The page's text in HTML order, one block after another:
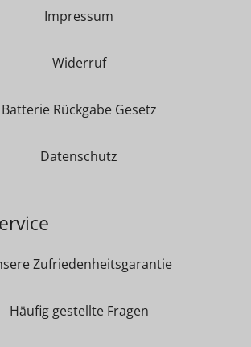
Impressum
Widerruf
Batterie Rückgabe Gesetz
Datenschutz
Zufriedenheitsgarantie
Häufig gestellte Fragen